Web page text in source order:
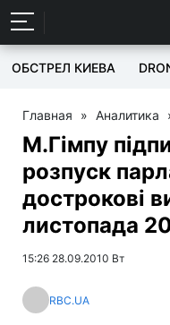
ОБСТРЕЛ КИЕВА
Главная » Аналитика
М.Гімпу
розпуск
дострокові
листопада
15:26 28.09.2010 Вт
RBC.UA